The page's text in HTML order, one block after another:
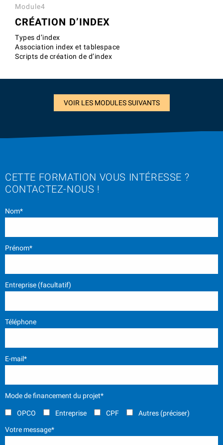
Module4
CRÉATION D’INDEX
Types d’index
Association index et tablespace
Scripts de création de d’index
VOIR LES MODULES SUIVANTS
CETTE FORMATION VOUS INTÉRESSE ?
CONTACTEZ-NOUS !
Nom*
Prénom*
Entreprise (facultatif)
Téléphone
E-mail*
Mode de financement du projet*
OPCO Entreprise CPF Autres (préciser)
Votre message*